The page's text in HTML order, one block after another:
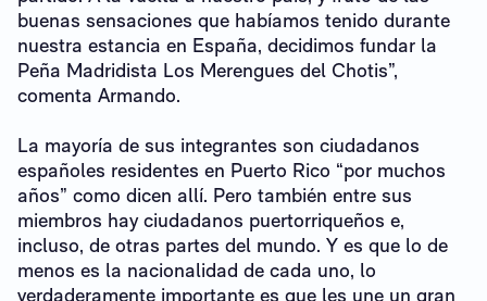
buenas sensaciones que habíamos tenido durante
nuestra estancia en España, decidimos fundar la
Peña Madridista Los Merengues del Chotis”,
comenta Armando.
La mayoría de sus integrantes son ciudadanos
españoles residentes en Puerto Rico “por muchos
años” como dicen allí. Pero también entre sus
miembros hay ciudadanos puertorriqueños e,
incluso, de otras partes del mundo. Y es que lo de
menos es la nacionalidad de cada uno, lo
verdaderamente importante es que les une un gran